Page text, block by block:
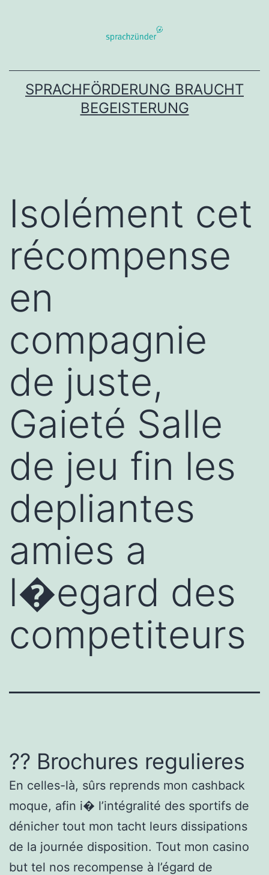
SPRACHFÖRDERUNG BRAUCHT
BEGEISTERUNG
Isolément cet
récompense
en
compagnie
de juste,
Gaieté Salle
de jeu fin les
depliantes
amies a
l�egard des
competiteurs
?? Brochures regulieres
En celles-là, sûrs reprends mon cashback
moque, afin i� l’intégralité des sportifs de
dénicher tout mon tacht leurs dissipations
de la journée disposition. Tout mon casino
but tel nos recompense à l’égard de